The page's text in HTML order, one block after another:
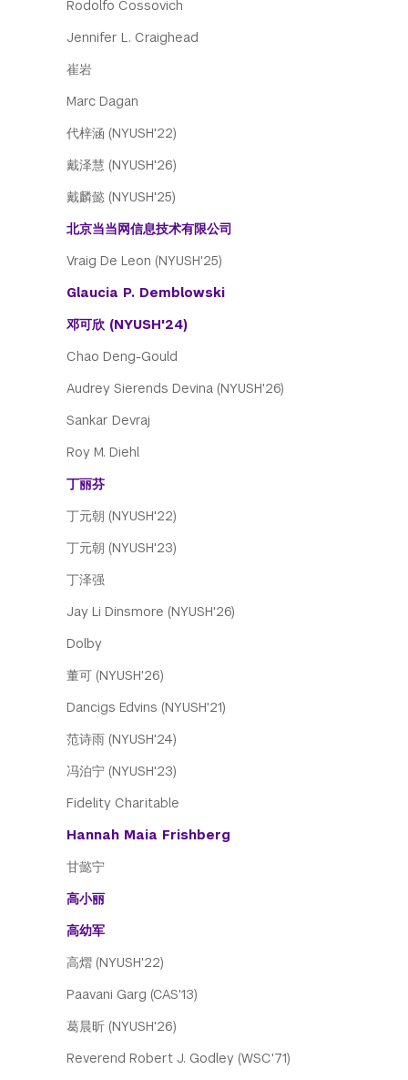
Rodolfo Cossovich
Jennifer L. Craighead
崔岩
Marc Dagan
代梓涵 (NYUSH'22)
戴泽慧 (NYUSH'26)
戴麟懿 (NYUSH'25)
北京当当网信息技术有限公司
Vraig De Leon (NYUSH'25)
Glaucia P. Demblowski
邓可欣 (NYUSH'24)
Chao Deng-Gould
Audrey Sierends Devina (NYUSH'26)
Sankar Devraj
Roy M. Diehl
丁丽芬
丁元朝 (NYUSH'22)
丁元朝 (NYUSH'23)
丁泽强
Jay Li Dinsmore (NYUSH'26)
Dolby
董可 (NYUSH'26)
Dancigs Edvins (NYUSH'21)
范诗雨 (NYUSH'24)
冯泊宁 (NYUSH'23)
Fidelity Charitable
Hannah Maia Frishberg
甘懿宁
高小丽
高幼军
高熠 (NYUSH'22)
Paavani Garg (CAS'13)
葛晨昕 (NYUSH'26)
Reverend Robert J. Godley (WSC'71)